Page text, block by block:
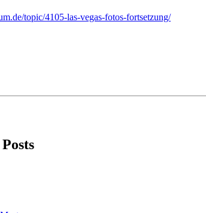
topic/4105-las-vegas-fotos-fortsetzung/